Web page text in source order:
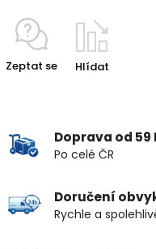
Zeptat se Hlídat
Doprava od 59
Po celé ČR
Doručení
Rychle a